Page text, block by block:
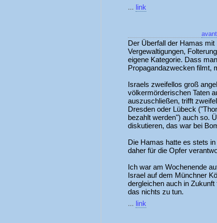
... link
Der Überfall der Hamas
Vergewaltigungen,
eigene Kategorie. Dass
Propagandazwecken filmt,
Israels zweifellos groß
völkermörderischen Taten
auszuschließen, trifft
Dresden oder Lübeck
bezahlt werden") auch so.
diskutieren, das war bei
Die Hamas hatte es stets
daher für die Opfer
Ich war am Wochenende
Israel auf dem Münchner
dergleichen auch in
das nichts zu tun.
... link